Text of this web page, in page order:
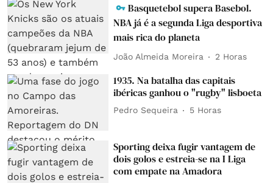
Basquetebol supera Basebol.
NBA já é a segunda Liga desportiva
mais rica do planeta
João Almeida Moreira 2 Horas
1935. Na batalha das capitais
ibéricas ganhou o "rugby" lisboeta
Pedro Sequeira 5 Horas
Sporting deixa fugir vantagem de
dois golos e estreia-se na I Liga
com empate na Amadora